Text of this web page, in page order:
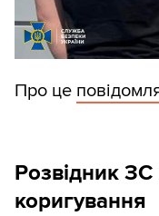
Про це
Розвідник
коригування